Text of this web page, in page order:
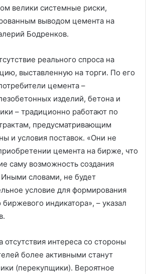
велики системные риски,
выводом цемента на
Бодренков.
реального спроса на
выставленную на торги. По его
цемента –
изделий, бетона и
– традиционно работают по
предусматривающим
и условия поставок. «Они не
цемента на бирже, что
саму возможность создания
словами, не будет
условие для формирования
биржевого индикатора», – указал
интереса со стороны
более активными станут
(перекупщики). Вероятное